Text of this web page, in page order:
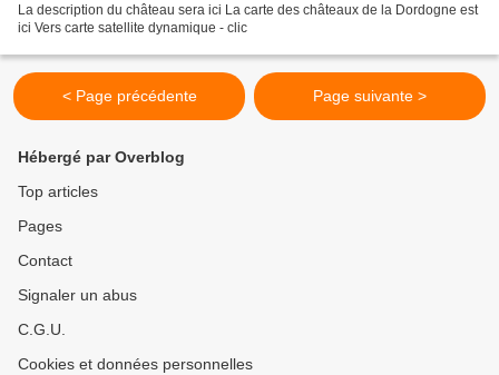
La description du château sera ici La carte des châteaux de la Dordogne est
ici Vers carte satellite dynamique - clic
< Page précédente Page suivante >
Hébergé par Overblog
Top articles
Pages
Contact
Signaler un abus
C.G.U.
Cookies et données personnelles